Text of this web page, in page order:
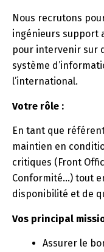
Nous recrutons
ingénieurs support
pour intervenir sur
système
l’international.
Votre rôle :
En tant que
maintien en
critiques (Front
Conformité…) tout
disponibilité et de
Vos principal
Assurer le